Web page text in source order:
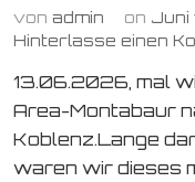
von admin on Juni
Hinterlasse einen
13.06.2026, mal
Area-Montabaur
Koblenz.Lange
waren wir dieses